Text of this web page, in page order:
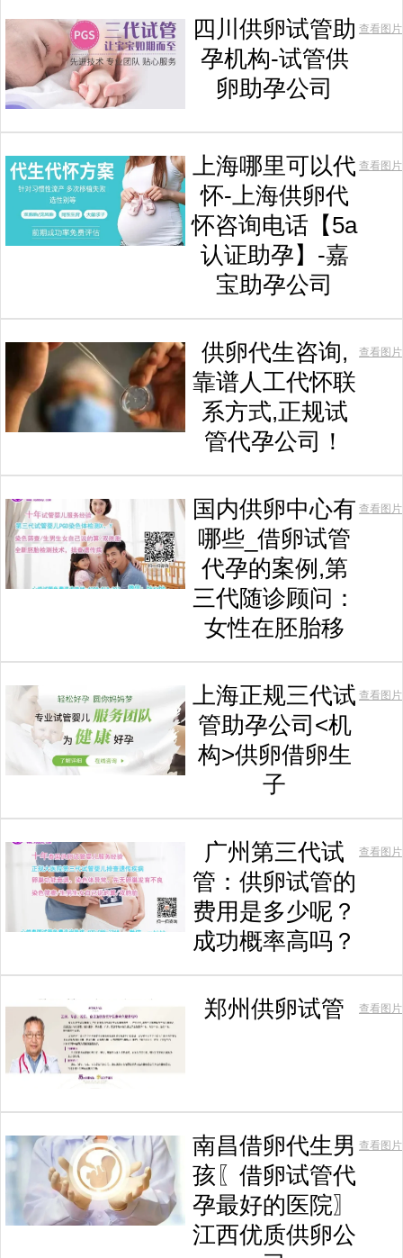
四川供卵试管助
孕机构-试管供
卵助孕公司
查看图片
上海哪里可以代
怀-上海供卵代
怀咨询电话【5a
认证助孕】-嘉
宝助孕公司
查看图片
供卵代生咨询,
靠谱人工代怀联
系方式,正规试
管代孕公司！
查看图片
国内供卵中心有
哪些_借卵试管
代孕的案例,第
三代随诊顾问：
女性在胚胎移
查看图片
上海正规三代试
管助孕公司<机
构>供卵借卵生
子
查看图片
广州第三代试
管：供卵试管的
费用是多少呢？
成功概率高吗？
查看图片
郑州供卵试管 查看图片
南昌借卵代生男
孩〖借卵试管代
孕最好的医院〗
江西优质供卵公
查看图片